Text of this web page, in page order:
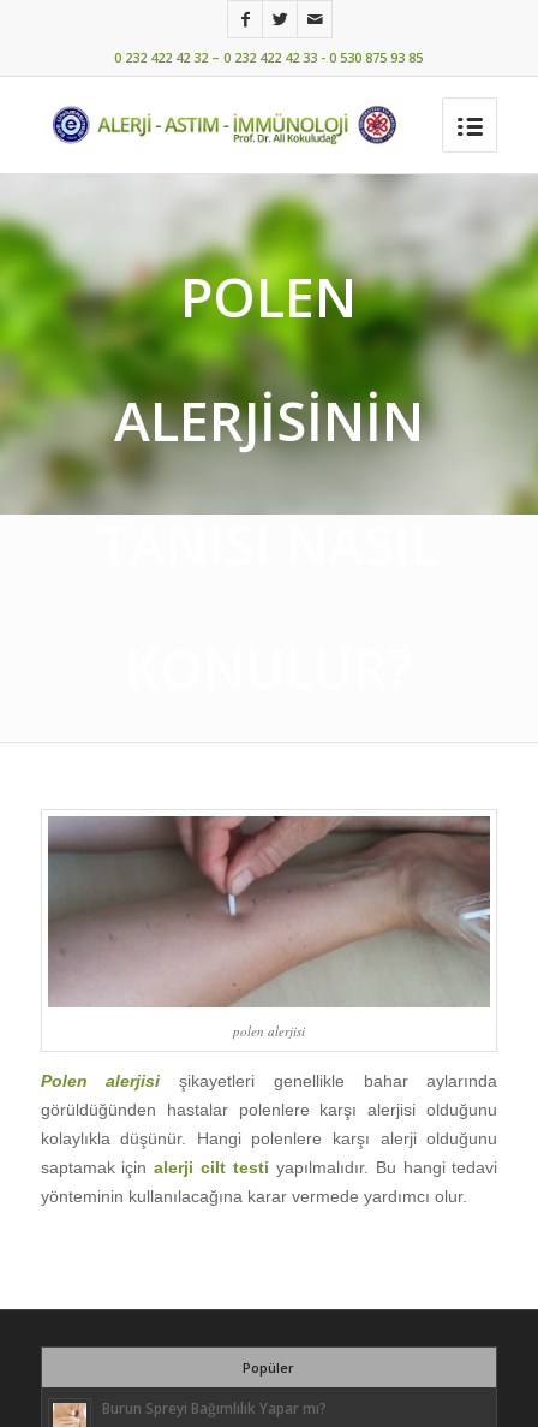
0 232 422 42 32 – 0 232 422 42 33 - 0 530 875 93 85
POLEN
ALERJISININ
polen alerjisi
Polen alerjisi şikayetleri genellikle bahar aylarında
görüldüğünden hastalar polenlere karşı alerjisi olduğunu
kolaylıkla düşünür. Hangi polenlere karşı alerji olduğunu
saptamak içinalerji cilt testi yapılmalıdır. Bu hangi tedavi
yönteminin kullanılacağına karar vermede yardımcı olur.
Popüler
Burun Spreyi Bağımlılık Yapar mı?